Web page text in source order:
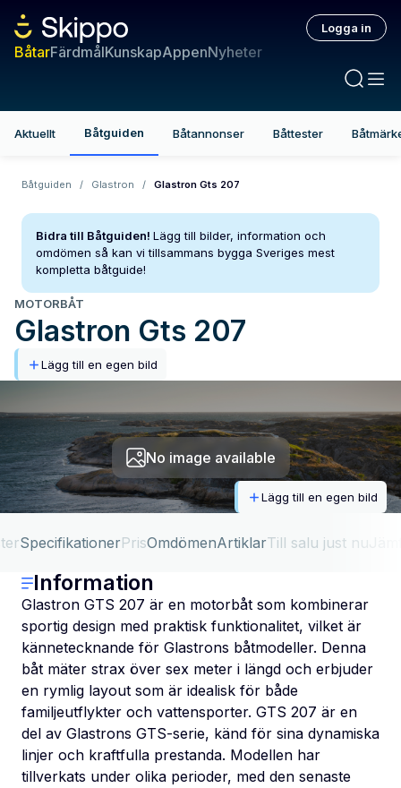
BåtarFärdmålKunskapAppenNyheter
Logga in
Aktuellt Båtguiden Båtannonser Båttester
Båtguiden / Glastron / Glastron Gts 207
Bidra till Båtguiden! Lägg till bilder, information och
omdömen så kan vi tillsammans bygga Sveriges mest
kompletta båtguide!
MOTORBÅT
Glastron Gts 207
Lägg till en egen bild
No image available
Lägg till en egen bild
SpecifikationerPrisOmdömenArtiklarTill salu just nu
Information
Glastron GTS 207 är en motorbåt som kombinerar
sportig design med praktisk funktionalitet, vilket är
kännetecknande för Glastrons båtmodeller. Denna
båt mäter strax över sex meter i längd och erbjuder
en rymlig layout som är idealisk för både
familjeutflykter och vattensporter. GTS 207 är en
del av Glastrons GTS-serie, känd för sina dynamiska
linjer och kraftfulla prestanda. Modellen har
tillverkats under olika perioder, med den senaste